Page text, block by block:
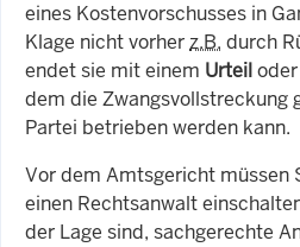
eines Kostenvorschusses in
Klage nicht vorherz.B. durch
endet sie mit einem Urteil
dem die Zwangsvollstreckung
Partei betrieben werden kann.
Vor dem Amtsgericht müssen
einen Rechtsanwalt
der Lage sind, sachgerechte